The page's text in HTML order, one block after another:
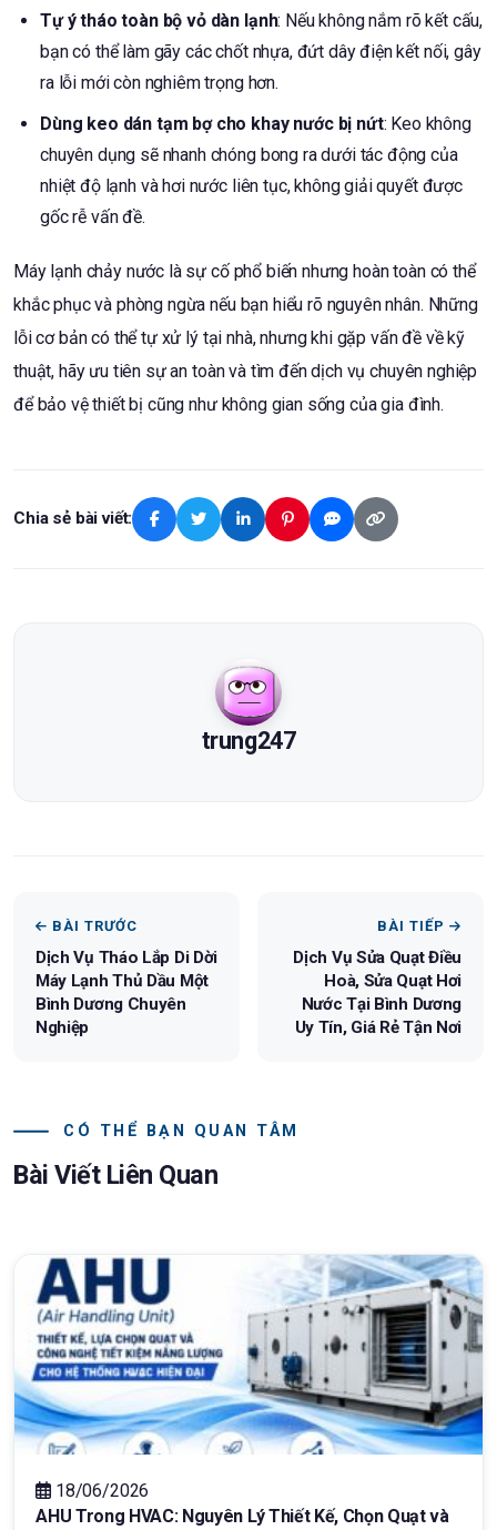
Tự ý tháo toàn bộ vỏ dàn lạnh: Nếu không nắm rõ kết cấu,
bạn có thể làm gãy các chốt nhựa, đứt dây điện kết nối, gây
ra lỗi mới còn nghiêm trọng hơn.
Dùng keo dán tạm bợ cho khay nước bị nứt: Keo không
chuyên dụng sẽ nhanh chóng bong ra dưới tác động của
nhiệt độ lạnh và hơi nước liên tục, không giải quyết được
gốc rễ vấn đề.
Máy lạnh chảy nước là sự cố phổ biến nhưng hoàn toàn có thể
khắc phục và phòng ngừa nếu bạn hiểu rõ nguyên nhân. Những
lỗi cơ bản có thể tự xử lý tại nhà, nhưng khi gặp vấn đề về kỹ
thuật, hãy ưu tiên sự an toàn và tìm đến dịch vụ chuyên nghiệp
để bảo vệ thiết bị cũng như không gian sống của gia đình.
Chia sẻ bài viết:
trung247
BÀI TRƯỚC
Dịch Vụ Tháo Lắp Di Dời
Máy Lạnh Thủ Dầu Một
Bình Dương Chuyên
Nghiệp
BÀI TIẾP
Dịch Vụ Sửa Quạt Điều
Hoà, Sửa Quạt Hơi
Nước Tại Bình Dương
Uy Tín, Giá Rẻ Tận Nơi
CÓ THỂ BẠN QUAN TÂM
Bài Viết Liên Quan
18/06/2026
AHU Trong HVAC: Nguyên Lý Thiết Kế, Chọn Quạt và